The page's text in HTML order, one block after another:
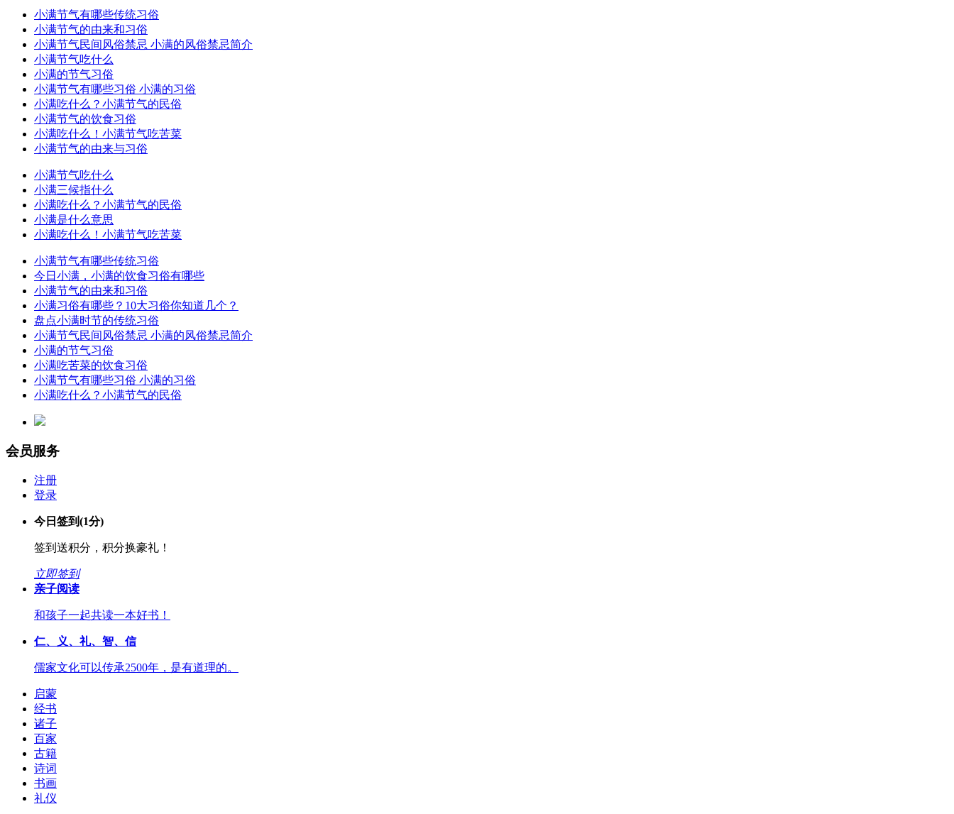
小满节气有哪些传统习俗
小满节气的由来和习俗
小满节气民间风俗禁忌 小满的风俗禁忌简介
小满节气吃什么
小满的节气习俗
小满节气有哪些习俗 小满的习俗
小满吃什么？小满节气的民俗
小满节气的饮食习俗
小满吃什么！小满节气吃苦菜
小满节气的由来与习俗
小满节气吃什么
小满三候指什么
小满吃什么？小满节气的民俗
小满是什么意思
小满吃什么！小满节气吃苦菜
小满节气有哪些传统习俗
今日小满，小满的饮食习俗有哪些
小满节气的由来和习俗
小满习俗有哪些？10大习俗你知道几个？
盘点小满时节的传统习俗
小满节气民间风俗禁忌 小满的风俗禁忌简介
小满的节气习俗
小满吃苦菜的饮食习俗
小满节气有哪些习俗 小满的习俗
小满吃什么？小满节气的民俗
会员服务
注册
登录
今日签到(1分)
签到送积分，积分换豪礼！
立即签到
亲子阅读
和孩子一起共读一本好书！
仁、义、礼、智、信
儒家文化可以传承2500年，是有道理的。
启蒙
经书
诸子
百家
古籍
诗词
书画
礼仪